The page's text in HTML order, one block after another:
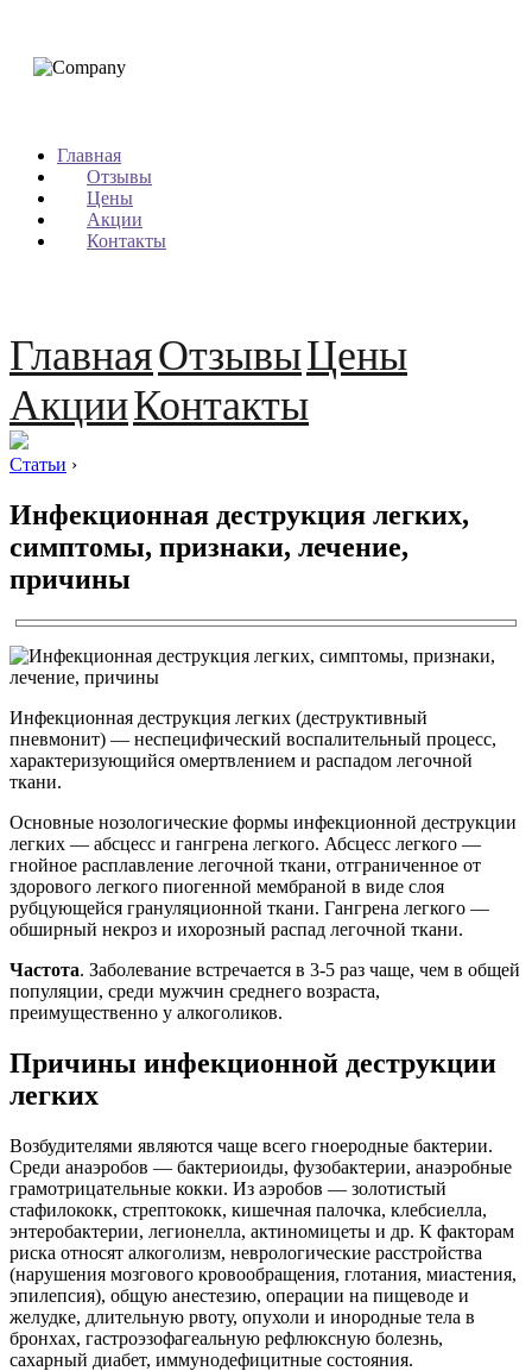
Главная
Отзывы
Цены
Акции
Контакты
ГлавнаяОтзывыЦены
АкцииКонтакты
Статьи ›
Инфекционная деструкция легких,
симптомы, признаки, лечение,
причины
Инфекционная деструкция легких (деструктивный
пневмонит) — неспецифический воспалительный процесс,
характеризующийся омертвлением и распадом легочной
ткани.
Основные нозологические формы инфекционной деструкции
легких — абсцесс и гангрена легкого. Абсцесс легкого —
гнойное расплавление легочной ткани, отграниченное от
здорового легкого пиогенной мембраной в виде слоя
рубцующейся грануляционной ткани. Гангрена легкого —
обширный некроз и ихорозный распад легочной ткани.
Частота. Заболевание встречается в 3-5 раз чаще, чем в общей
популяции, среди мужчин среднего возраста,
преимущественно у алкоголиков.
Причины инфекционной деструкции
легких
Возбудителями являются чаще всего гноеродные бактерии.
Среди анаэробов — бактериоиды, фузобактерии, анаэробные
грамотрицательные кокки. Из аэробов — золотистый
стафилококк, стрептококк, кишечная палочка, клебсиелла,
энтеробактерии, легионелла, актиномицеты и др. К факторам
риска относят алкоголизм, неврологические расстройства
(нарушения мозгового кровообращения, глотания, миастения,
эпилепсия), общую анестезию, операции на пищеводе и
желудке, длительную рвоту, опухоли и инородные тела в
бронхах, гастроэзофагеальную рефлюксную болезнь,
сахарный диабет, иммунодефицитные состояния.